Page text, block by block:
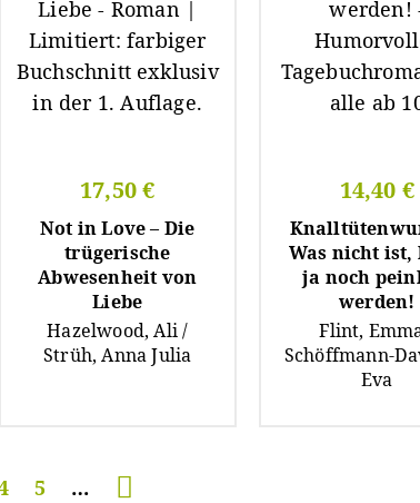
17,50 €
Not in Love – Die
trügerische
Abwesenheit von
Liebe
Hazelwood, Ali /
Strüh, Anna Julia
14,40 €
Was nicht ist,
ja noch
werden!
Flint,
Schöffmann-
Eva
Seite
5 …